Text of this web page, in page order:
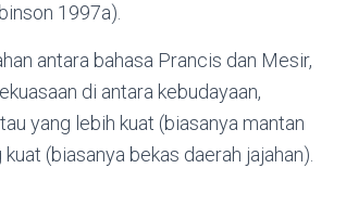
1997a).
antara bahasa Prancis dan Mesir,
di antara kebudayaan,
yang lebih kuat (biasanya mantan
(biasanya bekas daerah jajahan).